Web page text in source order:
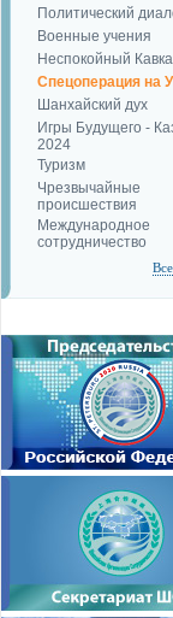
Политический
Военные учения
Неспокойный
Спецоперация на
Шанхайский дух
Игры Будущего -
2024
Туризм
Чрезвычайные
происшествия
Международное
сотрудничество